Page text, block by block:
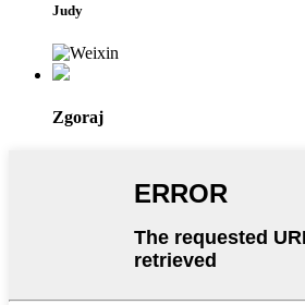
Judy
Zgoraj